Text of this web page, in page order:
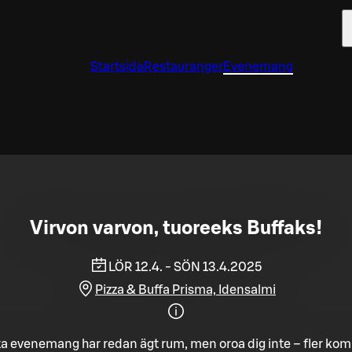
Startsida RestaurangerEvenemang
Virvon varvon, tuoreeks Buffaks!
LÖR 12.4. - SÖN 13.4.2025
Pizza & Buffa Prisma, Idensalmi
evenemang har redan ägt rum, men oroa dig inte – fler